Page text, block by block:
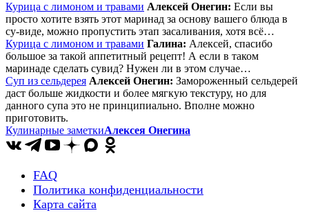
Курица с лимоном и травами Алексей Онегин: Если вы
просто хотите взять этот маринад за основу вашего блюда в
су-виде, можно пропустить этап засаливания, хотя всё…
Курица с лимоном и травами Галина: Алексей, спасибо
большое за такой аппетитный рецепт! А если в таком
маринаде сделать сувид? Нужен ли в этом случае…
Суп из сельдерея Алексей Онегин: Замороженный сельдерей
даст больше жидкости и более мягкую текстуру, но для
данного супа это не принципиально. Вполне можно
приготовить.
Кулинарные заметкиАлексея Онегина
FAQ
Политика конфиденциальности
Карта сайта